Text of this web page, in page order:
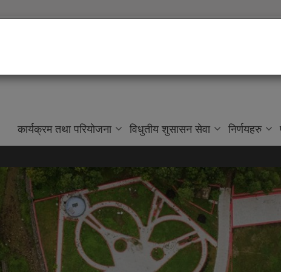
कार्यक्रम तथा परियोजना विधुतीय शुसासन सेवा निर्णयहरु